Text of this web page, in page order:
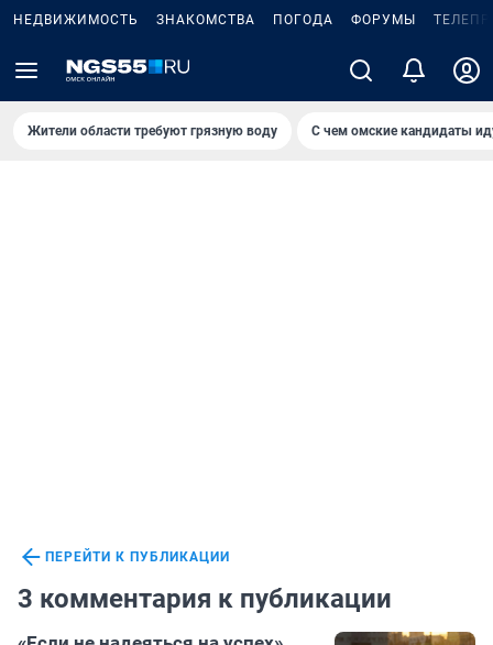
НЕДВИЖИМОСТЬ ЗНАКОМСТВА ПОГОДА ФОРУМЫ
Жители области требуют грязную воду С чем омские кандидаты
ПЕРЕЙТИ К ПУБЛИКАЦИИ
3 комментария к публикации